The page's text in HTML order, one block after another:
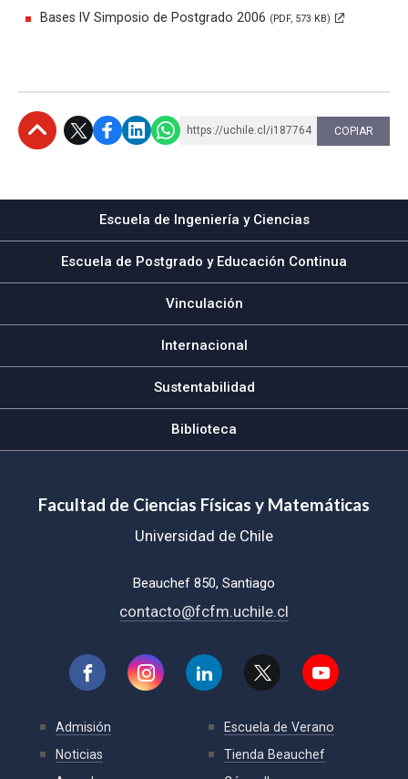
Bases IV Simposio de Postgrado 2006 (PDF, 573 KB)
https://uchile.cl/i187764 COPIAR
Escuela de Ingeniería y Ciencias
Escuela de Postgrado y Educación Continua
Vinculación
Internacional
Sustentabilidad
Biblioteca
Facultad de Ciencias Físicas y Matemáticas
Universidad de Chile
Beauchef 850, Santiago
contacto@fcfm.uchile.cl
Admisión
Noticias
Escuela de Verano
Tienda Beauchef